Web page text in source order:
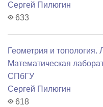
Сергей Пилюгин
633
Геометрия и топология.
Математичеcкая
СПбГУ
Сергей Пилюгин
618